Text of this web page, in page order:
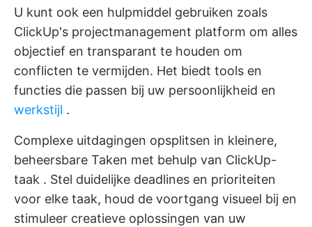
U kunt ook een hulpmiddel gebruiken zoals
ClickUp's projectmanagement platform om alles
objectief en transparant te houden om
conflicten te vermijden. Het biedt tools en
functies die passen bij uw persoonlijkheid en
werkstijl .
Complexe uitdagingen opsplitsen in kleinere,
beheersbare Taken met behulp van ClickUp-
taak . Stel duidelijke deadlines en prioriteiten
voor elke taak, houd de voortgang visueel bij en
stimuleer creatieve oplossingen van uw